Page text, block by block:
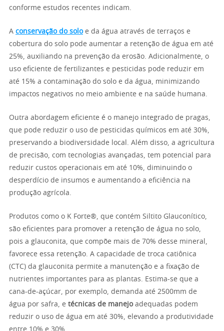
conforme estudos recentes indicam.
A conservação do soloe da água através de terraços e
cobertura do solo pode aumentar a retenção de água em até
25%, auxiliando na prevenção da erosão. Adicionalmente, o
uso eficiente de fertilizantes e pesticidas pode reduzir em
até 15% a contaminação do solo e da água, minimizando
impactos negativos no meio ambiente e na saúde humana.
Outra abordagem eficiente é o manejo integrado de pragas,
que pode reduzir o uso de pesticidas químicos em até 30%,
preservando a biodiversidade local. Além disso, a agricultura
de precisão, com tecnologias avançadas, tem potencial para
reduzir custos operacionais em até 10%, diminuindo o
desperdício de insumos e aumentando a eficiência na
produção agrícola.
Produtos como o K Forte®, que contém Siltito Glauconítico,
são eficientes para promover a retenção de água no solo,
pois a glauconita, que compõe mais de 70% desse mineral,
favorece essa retenção. A capacidade de troca catiônica
(CTC) da glauconita permite a manutenção e a fixação de
nutrientes importantes para as plantas. Estima-se que a
cana-de-açúcar, por exemplo, demanda até 2500mm de
água por safra, e técnicas de manejoadequadas podem
reduzir o uso de água em até 30%, elevando a produtividade
entre 10% e 30%.